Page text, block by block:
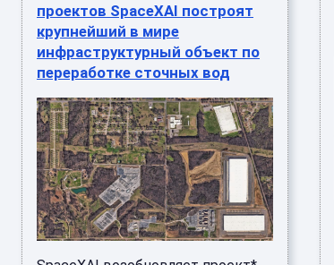
проектов SpaceXAI построят
крупнейший в мире
инфраструктурный объект по
переработке сточных вод